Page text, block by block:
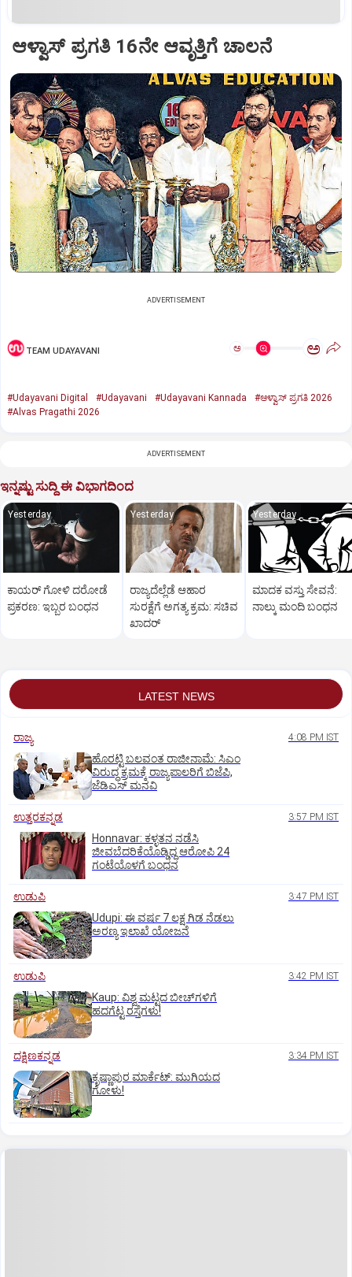
ಆಳ್ವಾಸ್‌ ಪ್ರಗತಿ 16ನೇ ಆವೃತ್ತಿಗೆ ಚಾಲನೆ
ADVERTISEMENT
TEAM UDAYAVANI ಅ ಅ
#Udayavani Digital #Udayavani #Udayavani Kannada
#ಆಳ್ವಾಸ್‌ ಪ್ರಗತಿ 2026
#Alvas Pragathi 2026
ADVERTISEMENT
ಇನ್ನಷ್ಟು ಸುದ್ದಿ ಈ ವಿಭಾಗದಿಂದ
Yesterday
ಕಾಯರ್ ಗೋಳಿ ದರೋಡೆ
ಪ್ರಕರಣ: ಇಬ್ಬರ ಬಂಧನ
Yesterday
ರಾಜ್ಯದೆಲ್ಲೆಡೆ ಆಹಾರ
ಸುರಕ್ಷೆಗೆ ಅಗತ್ಯ ಕ್ರಮ: ಸಚಿವ
ಖಾದರ್
Yesterday
ಮಾದಕ ವಸ್ತು ಸೇವನೆ:
ನಾಲ್ಕು ಮಂದಿ ಬಂಧನ
LATEST NEWS
ರಾಜ್ಯ 4:08 PM IST
ಹೊರಟ್ಟಿ ಬಲವಂತ ರಾಜೀನಾಮೆ: ಸಿಎಂ
ವಿರುದ್ಧ ಕ್ರಮಕ್ಕೆ ರಾಜ್ಯಪಾಲರಿಗೆ ಬಿಜೆಪಿ,
ಜೆಡಿಎಸ್ ಮನವಿ
ಉತ್ತರಕನ್ನಡ 3:57 PM IST
Honnavar: ಕಳ್ಳತನ ನಡೆಸಿ
ಜೀವಬೆದರಿಕೆಯೊಡ್ಡಿದ್ದ ಆರೋಪಿ 24
ಗಂಟೆಯೊಳಗೆ ಬಂಧನ
ಉಡುಪಿ 3:47 PM IST
Udupi: ಈ ವರ್ಷ 7 ಲಕ್ಷ ಗಿಡ ನೆಡಲು
ಅರಣ್ಯ ಇಲಾಖೆ ಯೋಜನೆ
ಉಡುಪಿ 3:42 PM IST
Kaup: ವಿಶ್ವ ಮಟ್ಟದ ಬೀಚ್‌ಗಳಿಗೆ
ಹದಗೆಟ್ಟ ರಸ್ತೆಗಳು!
ದಕ್ಷಿಣಕನ್ನಡ 3:34 PM IST
ಕೃಷ್ಣಾಪುರ ಮಾರ್ಕೆಟ್‌: ಮುಗಿಯದ
ಗೋಳು!